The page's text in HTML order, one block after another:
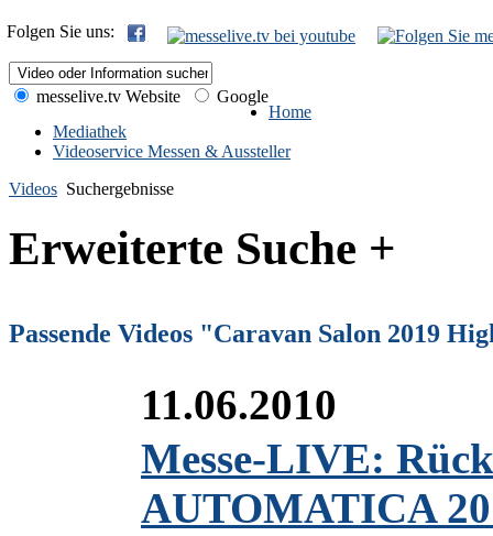
Folgen Sie uns:
messelive.tv Website
Google
Home
Mediathek
Videoservice Messen & Aussteller
Videos Suchergebnisse
Erweiterte Suche +
Passende Videos "Caravan Salon 2019
11.06.2010
Messe-LIVE:
AUTOMATICA